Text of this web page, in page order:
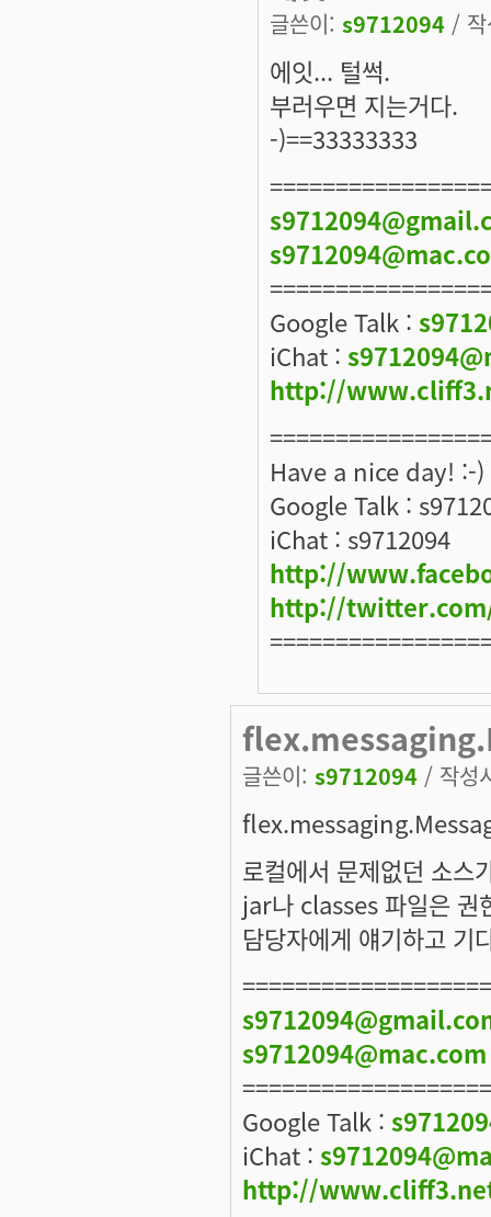
글쓴이: s9712094 /
에잇... 털썩.
부러우면 지는거다.
-)==33333333
Google Talk :
iChat :
http://
Have a nice day! :-)
Google Talk :
iChat : s9712094
http://
http://
글쓴이: s9712094 / 작성
로컬에서 문제없던 소스
jar나 classes 파일은 권
담당자에게 얘기하고 기
s9712094@mac.com
Google Talk :
iChat :
http://